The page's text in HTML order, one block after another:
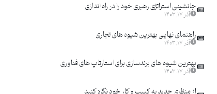
جانشینی استراتژی رهبری خود را در راه اندازی
آذر ۱۷, ۱۴۰۳
راهنمای نهایی بهترین شیوه های تجاری
آذر ۱۷, ۱۴۰۳
بهترین شیوه های برندسازی برای استارتاپ های فناوری
آذر ۱۷, ۱۴۰۳